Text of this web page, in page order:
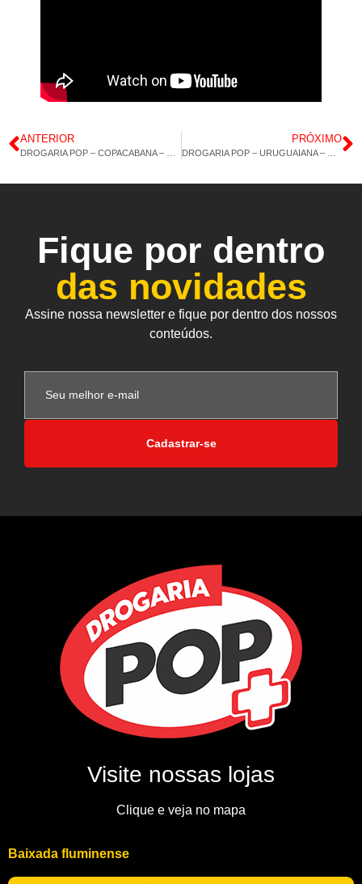
ANTERIOR PRÓXIMO
Fique por dentro
das novidades
Assine nossa newsletter e fique por dentro dos nossos
conteúdos.
Cadastrar-se
Visite nossas lojas
Clique e veja no mapa
Baixada fluminense